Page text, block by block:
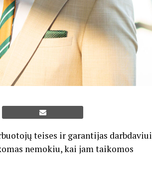
teises ir garantijas darbdaviui
nemokiu, kai jam taikomos